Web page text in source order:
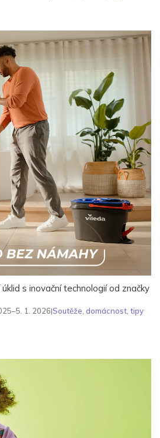
s inovační technologií od značky
1. 2026|Soutěže domácnost tipy